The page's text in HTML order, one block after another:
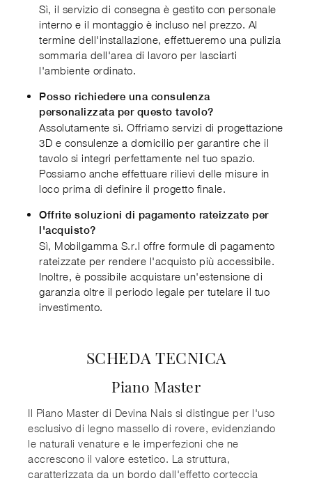
Sì, il servizio di consegna è gestito con personale
interno e il montaggio è incluso nel prezzo. Al
termine dell'installazione, effettueremo una pulizia
sommaria dell'area di lavoro per lasciarti
l'ambiente ordinato.
Posso richiedere una consulenza
personalizzata per questo tavolo?
Assolutamente sì. Offriamo servizi di progettazione
3D e consulenze a domicilio per garantire che il
tavolo si integri perfettamente nel tuo spazio.
Possiamo anche effettuare rilievi delle misure in
loco prima di definire il progetto finale.
Offrite soluzioni di pagamento rateizzate per
l'acquisto?
Sì, Mobilgamma S.r.l offre formule di pagamento
rateizzate per rendere l'acquisto più accessibile.
Inoltre, è possibile acquistare un'estensione di
garanzia oltre il periodo legale per tutelare il tuo
investimento.
SCHEDA TECNICA
Piano Master
Il Piano Master di Devina Nais si distingue per l'uso
esclusivo di legno massello di rovere, evidenziando
le naturali venature e le imperfezioni che ne
accrescono il valore estetico. La struttura,
caratterizzata da un bordo dall'effetto corteccia